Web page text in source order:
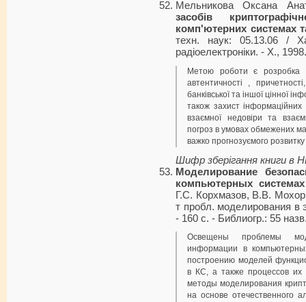
Мельникова Оксана
засобів
комп'ютерних системах
техн. наук: 05.13.06 /
радіоелектроніки. - Х.,
Метою роботи є розробка
автентичності ,
банківської та іншої цінної
також захист
взаємної недовіри та
погроз в умовах обмежених
важко прогнозуємого
Шифр зберігання книги в
Моделирование
компьютерных системах
Г.С. Корхмазов, В.В.
т пробл. моделирования в
- 160 с. - Библиогр.: 55
Освещены проблемы
информации в
построению моделей
в КС, а также процессов их
методы моделирования
на основе отечественного